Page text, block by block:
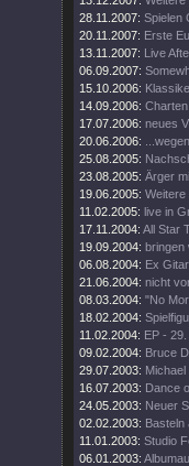
28.11.2007: Spielen
20.11.2007: Erste
13.11.2007: Live
06.09.2007:
15.10.2006:
14.09.2006:
17.07.2006: neues
20.06.2006:
25.08.2005:
23.08.2005: Ärger
19.06.2005: Weitere
11.02.2005: live in
17.11.2004: All Star
19.09.2004: bringen
06.08.2004: Ex
21.06.2004: nicht
08.03.2004: "No
18.02.2004:
11.02.2004: EP -
09.02.2004: Bruce
29.07.2003:
16.07.2003: Dance
24.05.2003: Neuer
02.02.2003: Basteln
11.01.2003: Studio
06.01.2003: